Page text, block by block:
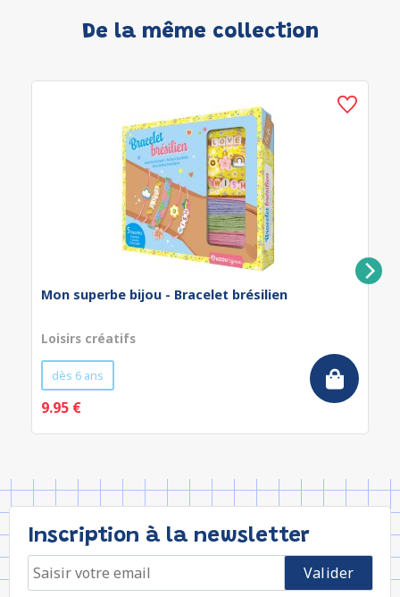
De la même collection
Mon superbe bijou - Bracelet brésilien
Loisirs créatifs
dès 6 ans
9.95 €
Inscription à la newsletter